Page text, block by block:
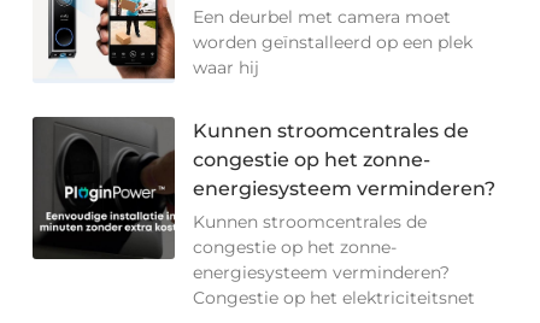
Een deurbel met camera moet
worden geïnstalleerd op een plek
waar hij
Kunnen stroomcentrales de
congestie op het zonne-
energiesysteem verminderen?
Kunnen stroomcentrales de
congestie op het zonne-
energiesysteem verminderen?
Congestie op het elektriciteitsnet